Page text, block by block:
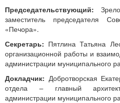
Председательствующий:
заместитель председателя
«Печора».
Секретарь: Пятлина Татьяна
организационной работы и
администрации муниципального
Докладчик: Добротворская
отдела – главный
администрации муниципального